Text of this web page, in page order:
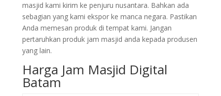
masjid kami kirim ke penjuru nusantara. Bahkan ada
sebagian yang kami ekspor ke manca negara. Pastikan
Anda memesan produk di tempat kami. Jangan
pertaruhkan produk jam masjid anda kepada produsen
yang lain.
Harga Jam Masjid Digital
Batam